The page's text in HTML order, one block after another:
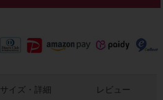
サイズ・詳細 レビュー